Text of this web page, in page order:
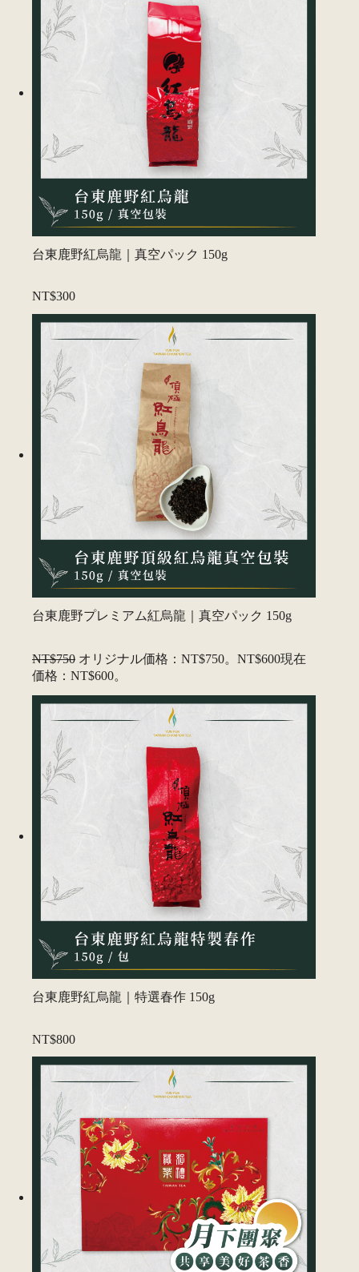
台東鹿野紅烏龍｜真空パック 150g
NT$300
台東鹿野プレミアム紅烏龍｜真空パック 150g
NT$750 オリジナル価格：NT$750。 NT$600現在
価格：NT$600。
台東鹿野紅烏龍｜特選春作 150g
NT$800